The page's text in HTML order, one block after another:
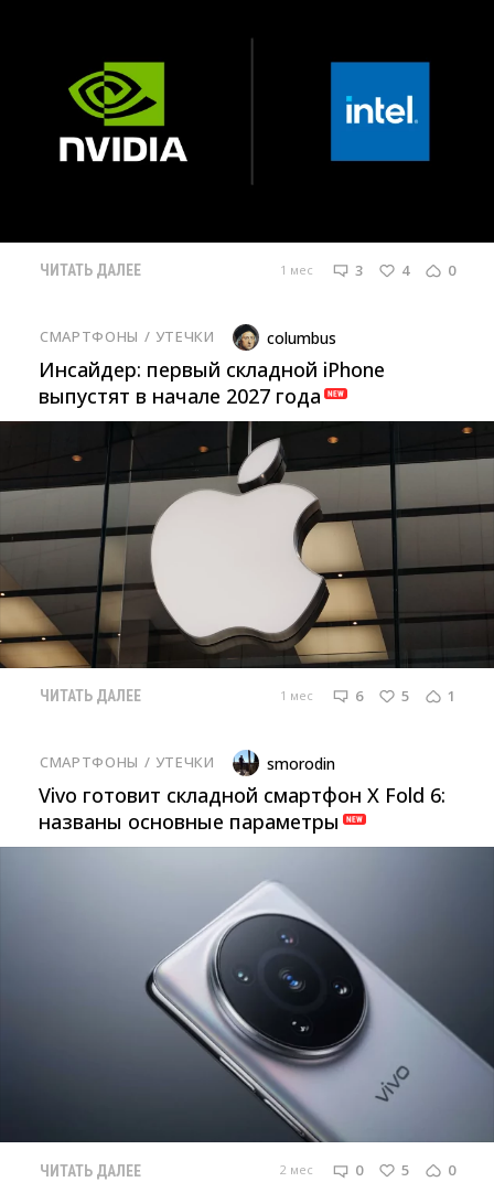
ЧИТАТЬ ДАЛЕЕ 1 мес 3 4 0
СМАРТФОНЫ / УТЕЧКИ columbus
Инсайдер: первый складной iPhone
выпустят в начале 2027 года
ЧИТАТЬ ДАЛЕЕ 1 мес 6 5 1
СМАРТФОНЫ / УТЕЧКИ smorodin
Vivo готовит складной смартфон X Fold 6:
названы основные параметры
ЧИТАТЬ ДАЛЕЕ 2 мес 0 5 0